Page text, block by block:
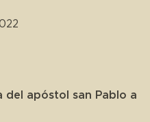
apóstol san Pablo a